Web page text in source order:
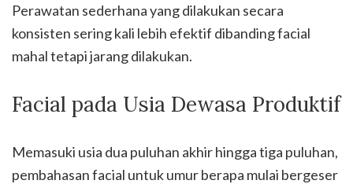
Perawatan sederhana yang dilakukan secara
konsisten sering kali lebih efektif dibanding facial
mahal tetapi jarang dilakukan.
Facial pada Usia Dewasa Produktif
Memasuki usia dua puluhan akhir hingga tiga puluhan,
pembahasan facial untuk umur berapa mulai bergeser